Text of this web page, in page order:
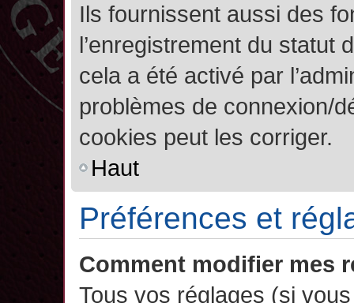
Ils fournissent aussi des
l’enregistrement du statut
cela a été activé par
problèmes de connexion/
cookies peut les corriger.
Haut
Préférences et
Comment modifier mes
Tous vos réglages (si